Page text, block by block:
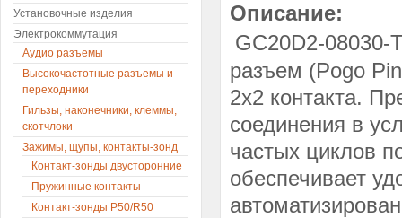
Описание:
GC20D2-08030-
разъем (Pogo
2x2 контакта.
соединения в
частых циклов
обеспечивает
Установочные изделия
Электрокоммутация
Аудио разъемы
Высокочастотные разъемы и
переходники
Гильзы, наконечники, клеммы,
скотчлоки
Зажимы, щупы, контакты-зонд
Контакт-зонды двусторонние
Пружинные контакты
Контакт-зонды P50/R50